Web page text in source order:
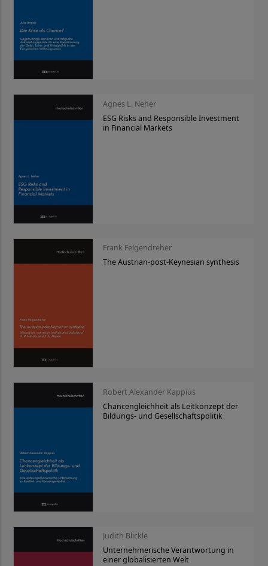
Agnes L. Neher
ESG Risks and Responsible Investment
in Financial Markets
Frank Felgendreher
The Austrian-post-Keynesian synthesis
Robert Alexander Kappius
Chancengleichheit als Leitkonzept der
Bildungs- und Gesellschaftspolitik
Judith Blickle
Unternehmerische Verantwortung in
einer globalisierten Welt